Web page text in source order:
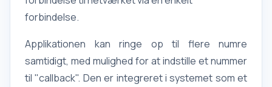
forbindelse.
Applikationen kan ringe op til flere numre
samtidigt, med mulighed for at indstille et nummer
til "callback". Den er integreret i systemet som et